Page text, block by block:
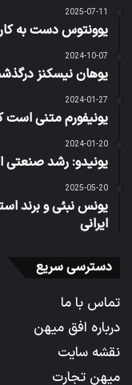
2025-07-11
یوونتوس دست به
2024-10-07
یوهان نیسکنز
2024-01-27
یونیفورم متنی است
2024-01-20
یونیدو: رشد صنعتی ایران از 164 کشور
2025-05-20
یونس نبئی و برند
ایرانی
دسترسی سریع
تماس با ما
درباره افق میهن
نقشه سایت
میهن تجارت